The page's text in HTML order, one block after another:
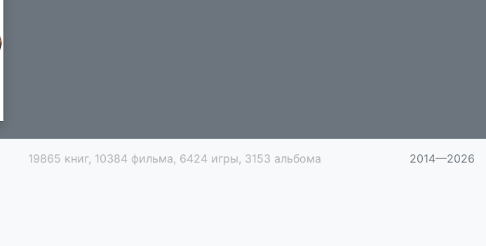
19865 книг, 10384 фильма, 6424 игры, 3153 альбома 2014—2026